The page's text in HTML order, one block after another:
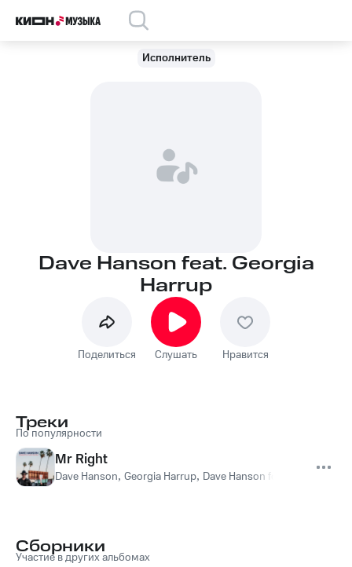
Исполнитель
Dave Hanson feat. Georgia
Harrup
Поделиться Слушать Нравится
Треки
По популярности
Mr Right
Dave Hanson, Georgia Harrup, Dave Hanson feat. Georgia
Сборники
Участие в других альбомах